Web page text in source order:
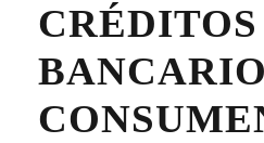
CRÉDITOS